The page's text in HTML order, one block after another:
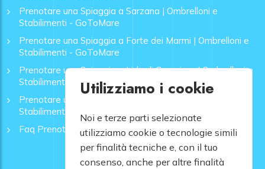
Prenotare una Spiaggia a Sarzana | Ombrelloni e
Stabilimenti - GoToMare
Prenotare una Spiaggia a Forte dei Marmi | Ombrelloni e
Stabilimenti - GoToMare
Prenotare una Spiaggia a Lido di Camaiore | Ombrelloni e
Stabilimenti - GoToMare
Prenotare una Spiaggia a Rapallo | Ombrelloni e
Stabilimenti - GoToMare
Faq Prenotazione Spiagge
Utilizziamo i cookie
Noi e terze parti selezionate
utilizziamo cookie o tecnologie simili
per finalità tecniche e, con il tuo
consenso, anche per altre finalità